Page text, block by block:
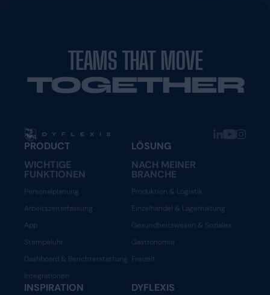
TEAMS THAT MOVE
TOGETHER
PRODUCT
WICHTIGE
FUNKTIONEN
Personalplanung
Arbeitszeiterfassung
App
Stempeluhr
Dashboard & Berichterstattung
Integrationen
LÖSUNG
NACH MEINER
BRANCHE
Produktion & Logistik
Einzelhandel & Lagerhaltung
Gesundheitswesen & Soziales
Gastronomie
Freizeit
INSPIRATION
DYFLEXIS